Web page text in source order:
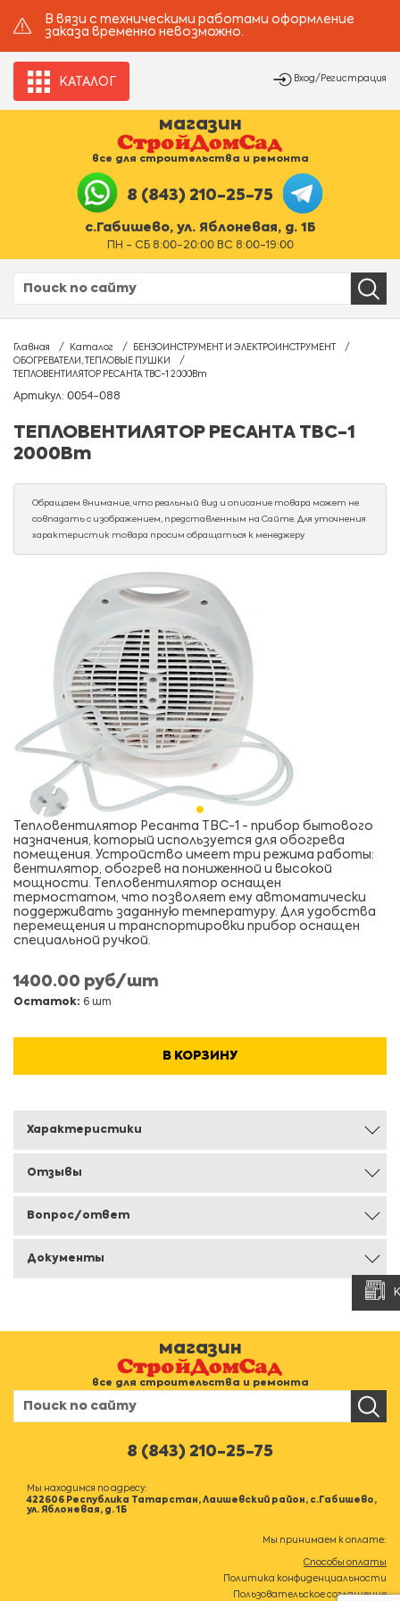
В вязи с техническими работами оформление
заказа временно невозможно.
КАТАЛОГ Вход/Регистрация
магазин
все для строительства и ремонта
8 (843) 210-25-75
с.Габишево, ул. Яблоневая, д. 1Б
ПН - СБ 8:00-20:00 ВС 8:00-19:00
Главная Каталог
БЕНЗОИНСТРУМЕНТ И ЭЛЕКТРОИНСТРУМЕНТ
ОБОГРЕВАТЕЛИ, ТЕПЛОВЫЕ ПУШКИ
ТЕПЛОВЕНТИЛЯТОР РЕСАНТА ТВС-1 2000Вт
Артикул: 0054-088
ТЕПЛОВЕНТИЛЯТОР РЕСАНТА ТВС-1
2000Вт
Обращаем внимание, что реальный вид и описание товара может не
совпадать с изображением, представленным на Сайте. Для уточнения
характеристик товара просим обращаться к менеджеру
Тепловентилятор Ресанта ТВС-1 - прибор бытового
назначения, который используется для обогрева
помещения. Устройство имеет три режима работы:
вентилятор, обогрев на пониженной и высокой
мощности. Тепловентилятор оснащен
термостатом, что позволяет ему автоматически
поддерживать заданную температуру. Для удобства
перемещения и транспортировки прибор оснащен
специальной ручкой.
1400.00 руб/шт
Остаток: 6 шт
В КОРЗИНУ
Характеристики
Отзывы
Вопрос/ответ
Документы
магазин
все для строительства и ремонта
8 (843) 210-25-75
Мы находимся по адресу:
422606 Республика Татарстан, Лаишевский район, с.Габишево,
ул. Яблоневая, д. 1Б
Мы принимаем к оплате:
Способы оплаты
Политика конфиденциальности
Пользовательское соглашение